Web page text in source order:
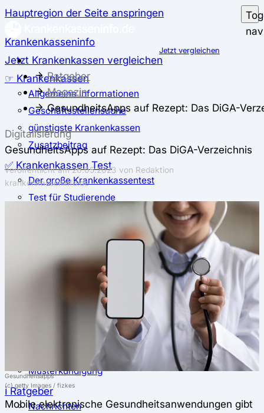
Hauptregion der Seite anspringen
Krankenkasseninfo
Jetzt Krankenkassen vergleichen
☞ Krankenkassen
Allgemeine Informationen
Geschäftsstellensuche
günstigste Krankenkassen
Zusatzbeitrag
✅ Krankenkassen Test
Der große Krankenkassentest
Test für Studierende
Test für Schwangere und junge Eltern
Test für Selbstständige
⚖️ Vergleich & Rechner
Krankenkassenvergleich
Krankenkassenrechner
Krankenkassenwechsel
Musterkündigung
ℹ Ratgeber
Nachrichten
Jetzt vergleichen
Ratgeber
Magazin
GesundheitsApps auf Rezept: Das DiGA-
Digitalisierung
GesundheitsApps auf Rezept: Das DiGA-Verzeichnis
veröffentlicht am26.05.2023 von Redaktion
krankenkasseninfo.de
Gesundheitsapps
(c) getty Images / fizkes
Mobile elektronische Gesundheitsanwendungen gibt